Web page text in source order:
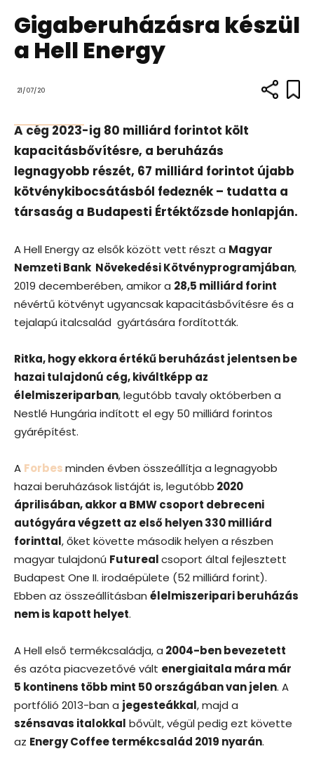
Gigaberuházásra készül
a Hell Energy
21/07/20
A cég 2023-ig 80 milliárd forintot költ
kapacitásbővítésre, a beruházás
legnagyobb részét, 67 milliárd forintot újabb
kötvénykibocsátásból fedeznék – tudatta a
társaság a Budapesti Értéktőzsde honlapján.
A Hell Energy az elsők között vett részt a Magyar
Nemzeti Bank Növekedési Kötvényprogramjában,
2019 decemberében, amikor a 28,5 milliárd forint
névértű kötvényt ugyancsak kapacitásbővítésre és a
tejalapú italcsalád gyártására fordították.
Ritka, hogy ekkora értékű beruházást jelentsen be
hazai tulajdonú cég, kiváltképp az
élelmiszeriparban, legutóbb tavaly októberben a
Nestlé Hungária indított el egy 50 milliárd forintos
gyárépítést.
A Forbesminden évben összeállítja a legnagyobb
hazai beruházások listáját is, legutóbb 2020
áprilisában, akkor a BMW csoport debreceni
autógyára végzett az első helyen 330 milliárd
forinttal, őket követte második helyen a részben
magyar tulajdonú Futurealcsoport által fejlesztett
Budapest One II. irodaépülete (52 milliárd forint).
Ebben az összeállításban élelmiszeripari beruházás
nem is kapott helyet.
A Hell első termékcsaládja, a 2004-ben bevezetett
és azóta piacvezetővé vált energiaitala mára már
5 kontinens több mint 50 országában van jelen. A
portfólió 2013-ban a jegesteákkal, majd a
szénsavas italokkal bővült, végül pedig ezt követte
az Energy Coffee termékcsalád 2019 nyarán.